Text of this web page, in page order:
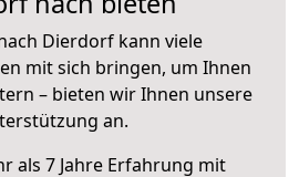
Dierdorf kann viele
mit sich bringen, um Ihnen
– bieten wir Ihnen unsere
an.
als 7 Jahre Erfahrung mit